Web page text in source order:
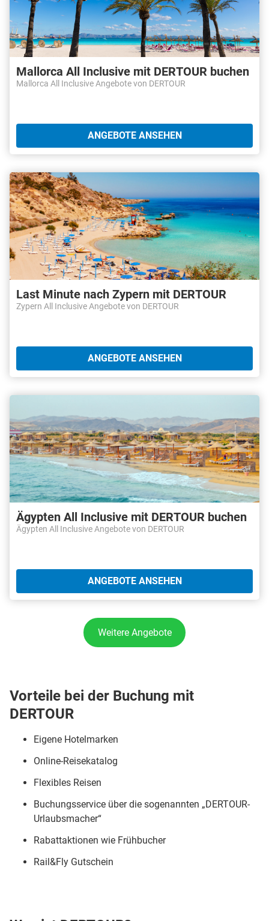
Mallorca All Inclusive mit DERTOUR buchen
Mallorca All Inclusive Angebote von DERTOUR
ANGEBOTE ANSEHEN
Last Minute nach Zypern mit DERTOUR
Zypern All Inclusive Angebote von DERTOUR
ANGEBOTE ANSEHEN
Ägypten All Inclusive mit DERTOUR buchen
Ägypten All Inclusive Angebote von DERTOUR
ANGEBOTE ANSEHEN
Weitere Angebote
Vorteile bei der Buchung mit
DERTOUR
Eigene Hotelmarken
Online-Reisekatalog
Flexibles Reisen
Buchungsservice über die sogenannten „DERTOUR-
Urlaubsmacher“
Rabattaktionen wie Frühbucher
Rail&Fly Gutschein